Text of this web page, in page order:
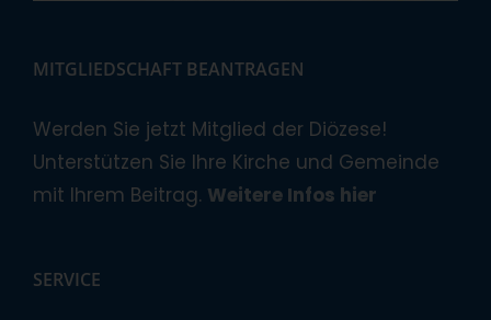
MITGLIEDSCHAFT BEANTRAGEN
Werden Sie jetzt Mitglied der Diözese!
Unterstützen Sie Ihre Kirche und Gemeinde
mit Ihrem Beitrag. Weitere Infos hier
SERVICE